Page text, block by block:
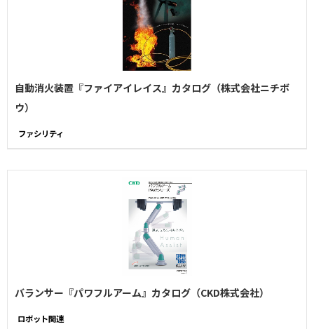
自動消火装置『ファイアイレイス』カタログ（株式会社ニチボ
ウ）
ファシリティ
バランサー『パワフルアーム』カタログ（CKD株式会社）
ロボット関連